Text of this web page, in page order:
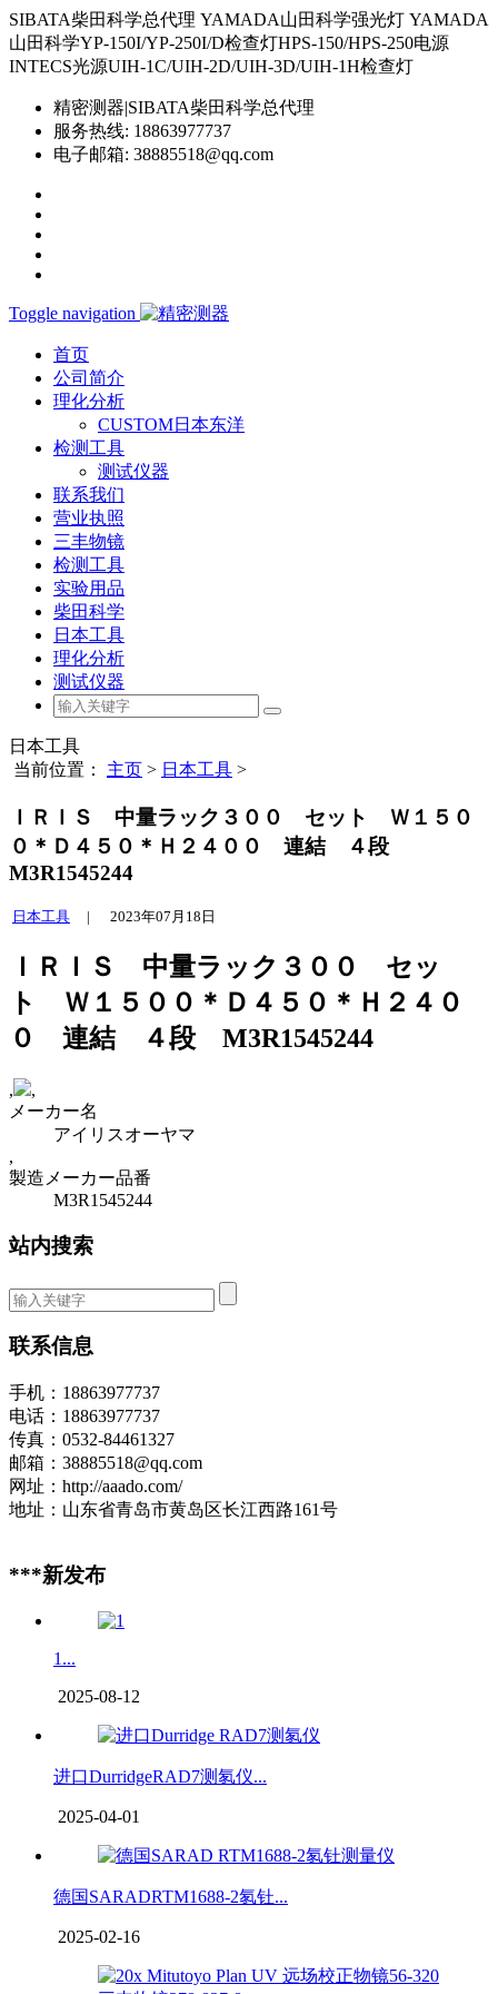
SIBATA柴田科学总代理 YAMADA山田科学强光灯 YAMADA
山田科学YP-150I/YP-250I/D检查灯HPS-150/HPS-250电源
INTECS光源UIH-1C/UIH-2D/UIH-3D/UIH-1H检查灯
精密测器|SIBATA柴田科学总代理
服务热线: 18863977737
电子邮箱: 38885518@qq.com
Toggle navigation
首页
公司简介
理化分析
CUSTOM日本东洋
检测工具
测试仪器
联系我们
营业执照
三丰物镜
检测工具
实验用品
柴田科学
日本工具
理化分析
测试仪器
日本工具
当前位置： 主页 > 日本工具 >
ＩＲＩＳ 中量ラック３００ セット Ｗ１５０
０＊Ｄ４５０＊Ｈ２４００ 連結 ４段
M3R1545244
日本工具 | 2023年07月18日
ＩＲＩＳ 中量ラック３００ セッ
ト Ｗ１５００＊Ｄ４５０＊Ｈ２４０
０ 連結 ４段 M3R1545244
,
,
メーカー名
アイリスオーヤマ
,
製造メーカー品番
M3R1545244
站内搜索
联系信息
手机：18863977737
电话：18863977737
传真：0532-84461327
邮箱：38885518@qq.com
网址：http://aaado.com/
地址：山东省青岛市黄岛区长江西路161号
***新发布
1...
2025-08-12
进口DurridgeRAD7测氡仪...
2025-04-01
德国SARADRTM1688-2氡钍...
2025-02-16